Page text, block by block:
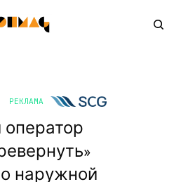
РЕКЛАМА
наружной